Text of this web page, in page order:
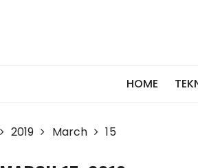
HOME
2019 March 15